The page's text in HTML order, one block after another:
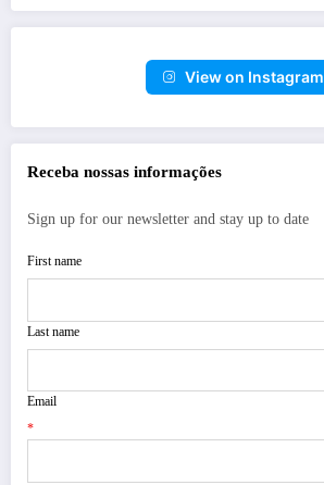
View on Instagram
Receba nossas informações
Sign up for our newsletter and stay up to date
First name
Last name
Email
*